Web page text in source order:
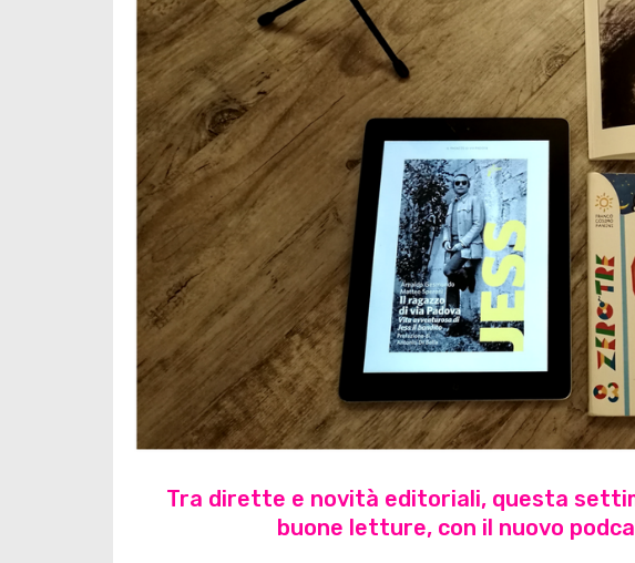
Tra dirette e novità editoriali, questa
buone letture, con il nuovo